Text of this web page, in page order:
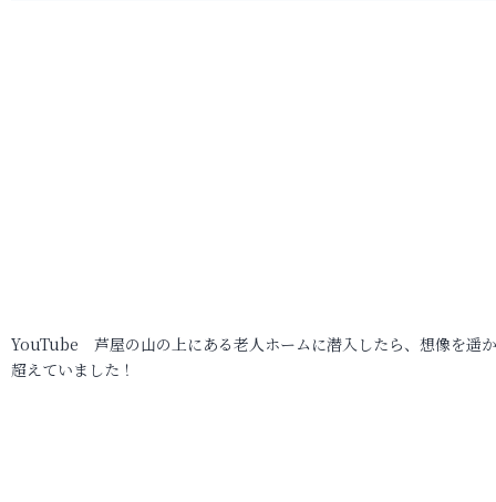
YouTube 芦屋の山の上にある老人ホームに潜入したら、想像を遥
超えていました！